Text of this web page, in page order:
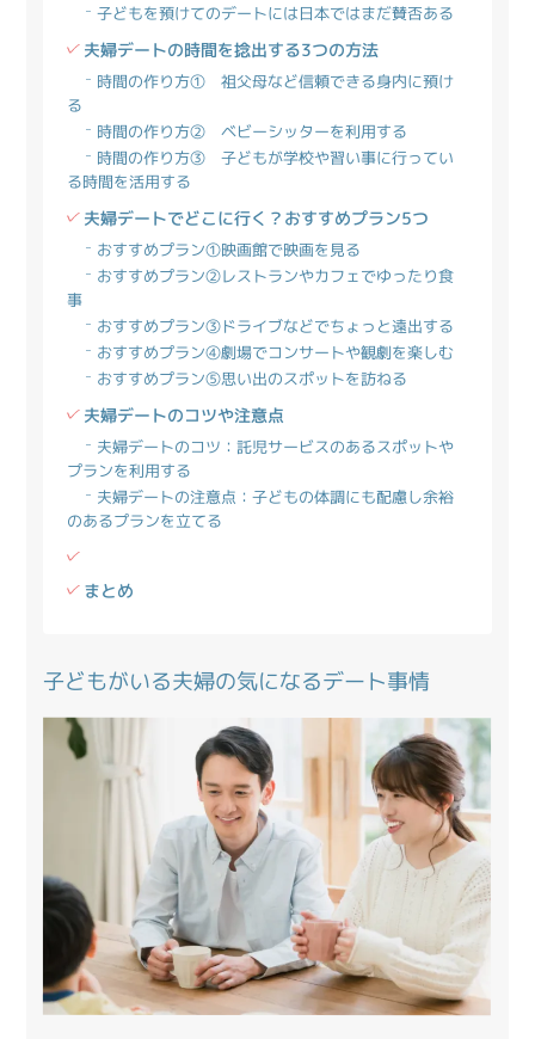
子どもを預けてのデートには日本ではまだ賛否ある
夫婦デートの時間を捻出する3つの方法
時間の作り方① 祖父母など信頼できる身内に預け
る
時間の作り方② ベビーシッターを利用する
時間の作り方③ 子どもが学校や習い事に行ってい
る時間を活用する
夫婦デートでどこに行く？おすすめプラン5つ
おすすめプラン①映画館で映画を見る
おすすめプラン②レストランやカフェでゆったり食
事
おすすめプラン③ドライブなどでちょっと遠出する
おすすめプラン④劇場でコンサートや観劇を楽しむ
おすすめプラン⑤思い出のスポットを訪ねる
夫婦デートのコツや注意点
夫婦デートのコツ：託児サービスのあるスポットや
プランを利用する
夫婦デートの注意点：子どもの体調にも配慮し余裕
のあるプランを立てる
まとめ
子どもがいる夫婦の気になるデート事情